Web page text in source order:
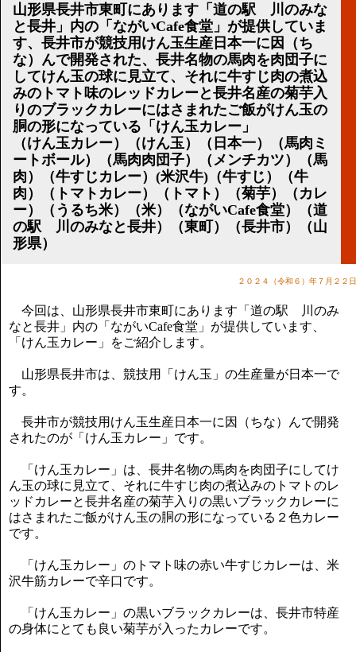
リンク集
顧問契約について
講演のご案内
気をつけたい法律のポイント
武田正男の独り言
山形県長井市東町にあります「道の駅 川のみな
と長井」内の「ながいCafe食堂」が提供していま
す、長井市が競技用けん玉生産日本一に因（ち
な）んで開発された、長井名物の馬肉を肉団子に
してけん玉の球に見立て、それに牛すじ肉の煮込
みのトマト味のレッドカレーと長井名産の菊芋入
りのブラックカレーにはさまれたご飯がけん玉の
胴の形になっている「けん玉カレー」
（けん玉カレー）（けん玉）（日本一）（馬肉ミ
ートボール）（馬肉肉団子）（メンチカツ）（馬
肉）（牛すじカレー）(米沢牛)（牛すじ）（牛
肉）（トマトカレー）（トマト）（菊芋）（カレ
ー）（うるち米）（米）（ながいCafe食堂）（道
の駅 川のみなと長井）（東町）（長井市）（山
形県）
２０２４（令和６）年７月２２日
今回は、山形県長井市東町にあります「道の駅 川のみ
なと長井」内の「ながいCafe食堂」が提供しています、
「けん玉カレー」をご紹介します。
山形県長井市は、競技用「けん玉」の生産量が日本一で
す。
長井市が競技用けん玉生産日本一に因（ちな）んで開発
されたのが「けん玉カレー」です。
「けん玉カレー」は、長井名物の馬肉を肉団子にしてけ
ん玉の球に見立て、それに牛すじ肉の煮込みのトマトのレ
ッドカレーと長井名産の菊芋入りの黒いブラックカレーに
はさまれたご飯がけん玉の胴の形になっている２色カレー
です。
「けん玉カレー」のトマト味の赤い牛すじカレーは、米
沢牛筋カレーで辛口です。
「けん玉カレー」の黒いブラックカレーは、長井市特産
の身体にとても良い菊芋が入ったカレーです。